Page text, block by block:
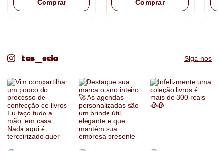
pagamento).
Comprar Comprar
tas_ecia Siga-nos